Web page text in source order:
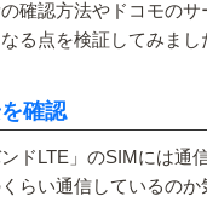
確認方法やドコモのサ
る点を検証してみまし
確認
ンドLTE」のSIMには通
らい通信しているのか